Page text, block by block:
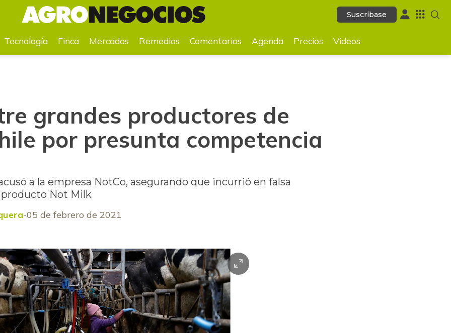
Suscríbase
por presunta competencia desleal
Suscríbase
Tecnología Finca Mercados Remedios Comentarios Agenda Precios Videos
grandes productores de
por presunta competencia
a la empresa NotCo, asegurando que incurrió en falsa
Not Milk
05 de febrero de 2021